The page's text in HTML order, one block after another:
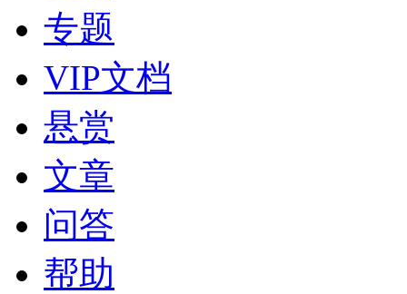
专题
VIP文档
悬赏
文章
问答
帮助